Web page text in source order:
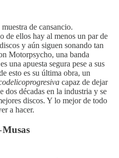
de cansancio.
de ellos hay al menos un par de
y aún siguen sonando tan
Motorpsycho, una banda
una apuesta segura pese a sus
esto es su última obra, un
capaz de dejar
dos décadas en la industria y se
discos. Y lo mejor de todo
a hacer.